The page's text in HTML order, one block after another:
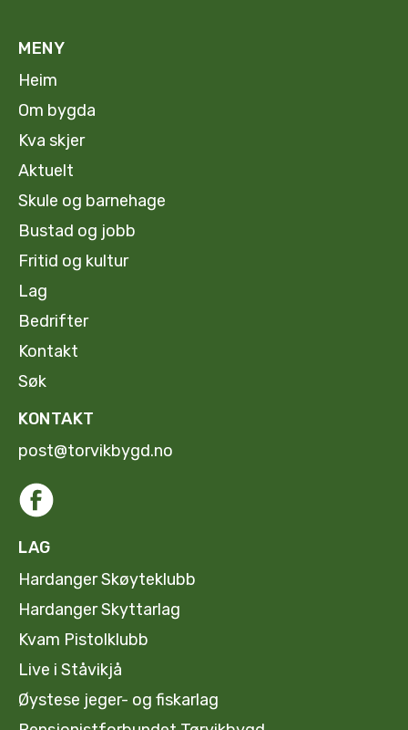
MENY
Heim
Om bygda
Kva skjer
Aktuelt
Skule og barnehage
Bustad og jobb
Fritid og kultur
Lag
Bedrifter
Kontakt
Søk
KONTAKT
post@torvikbygd.no
LAG
Hardanger Skøyteklubb
Hardanger Skyttarlag
Kvam Pistolklubb
Live i Ståvikjå
Øystese jeger- og fiskarlag